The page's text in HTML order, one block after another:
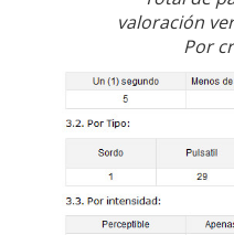
valoración
Por